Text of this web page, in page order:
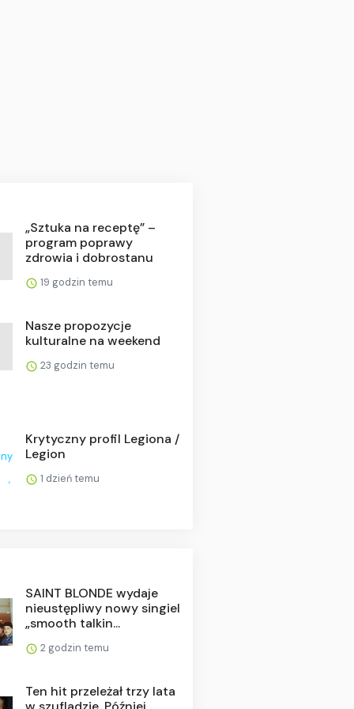
„Sztuka na receptę” –
program poprawy
zdrowia i dobrostanu
19 godzin temu
Nasze propozycje
kulturalne na weekend
23 godzin temu
Krytyczny profil Legiona /
Legion
1 dzień temu
SAINT BLONDE wydaje
nieustępliwy nowy singiel
„smooth talkin...
2 godzin temu
Ten hit przeleżał trzy lata